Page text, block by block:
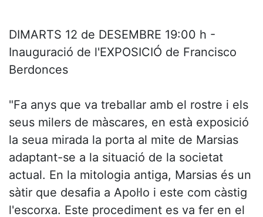
DIMARTS 12 de DESEMBRE 19:00 h -
Inauguració de l'EXPOSICIÓ de Francisco
Berdonces
"Fa anys que va treballar amb el rostre i els
seus milers de màscares, en està exposició
la seua mirada la porta al mite de Marsias
adaptant-se a la situació de la societat
actual. En la mitologia antiga, Marsias és un
sàtir que desafia a Apol·lo i este com càstig
l'escorxa. Este procediment es va fer en el